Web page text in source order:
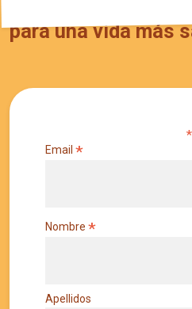
para una vida más
*
Email *
Nombre *
Apellidos